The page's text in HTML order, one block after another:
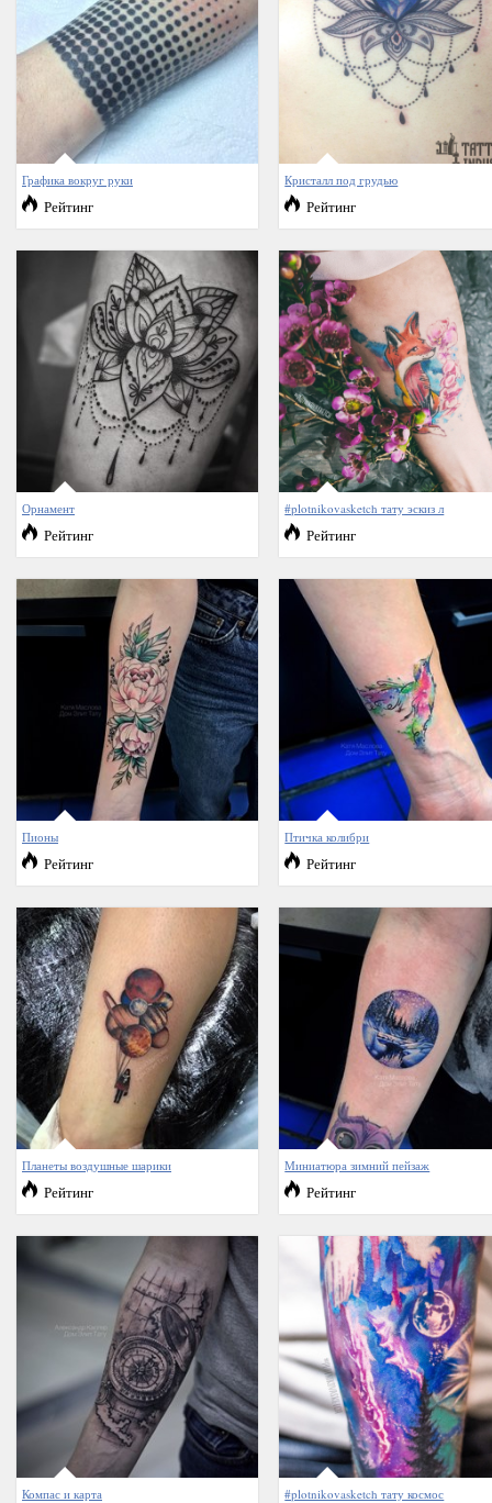
Графика вокруг руки
Рейтинг
Кристалл под грудью
Рейтинг
Орнамент
Рейтинг
#plotnikovasketch тату эскиз л
Рейтинг
Пионы
Рейтинг
Птичка колибри
Рейтинг
Планеты воздушные шарики
Рейтинг
Миниатюра зимний пейзаж
Рейтинг
Компас и карта #plotnikovasketch тату космос